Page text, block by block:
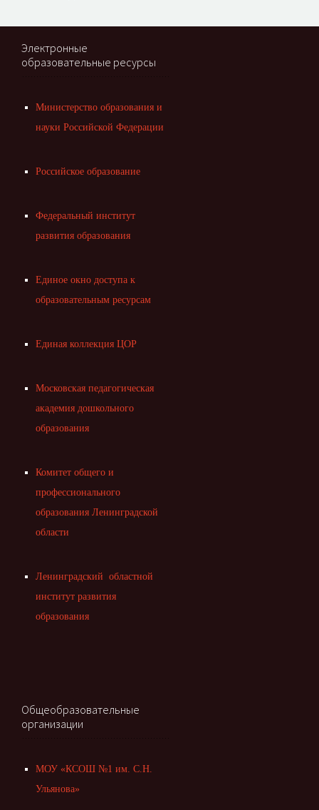
Электронные
образовательные ресурсы
Министерство образования и
науки Российской Федерации
Российское образование
Федеральный институт
развития образования
Единое окно доступа к
образовательным ресурсам
Единая коллекция ЦОР
Московская педагогическая
академия дошкольного
образования
Комитет общего и
профессионального
образования Ленинградской
области
Ленинградский областной
институт развития
образования
Общеобразовательные
организации
МОУ «КСОШ №1 им. С.Н.
Ульянова»